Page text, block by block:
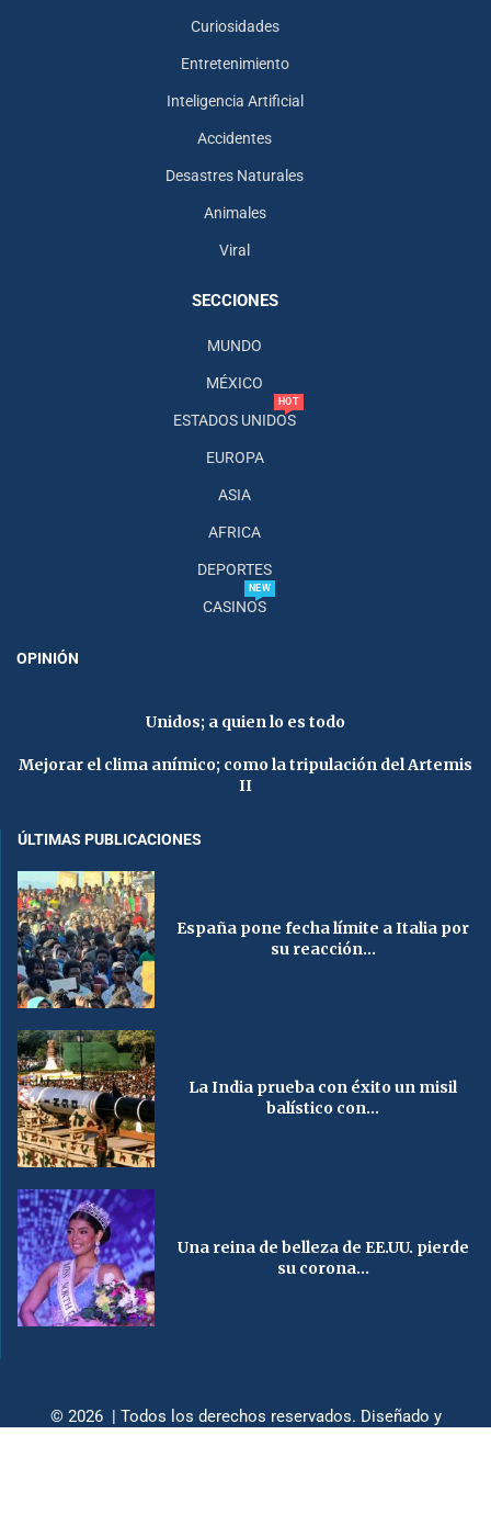
Curiosidades
Entretenimiento
Inteligencia Artificial
Accidentes
Desastres Naturales
Animales
Viral
SECCIONES
MUNDO
MÉXICO
ESTADOS UNIDOS
HOT
EUROPA
ASIA
AFRICA
DEPORTES
CASINOS
NEW
OPINIÓN
Unidos; a quien lo es todo
Mejorar el clima anímico; como la tripulación del Artemis
II
ÚLTIMAS PUBLICACIONES
España pone fecha límite a Italia por
su reacción...
La India prueba con éxito un misil
balístico con...
Una reina de belleza de EE.UU. pierde
su corona...
© 2026 | Todos los derechos reservados. Diseñado y